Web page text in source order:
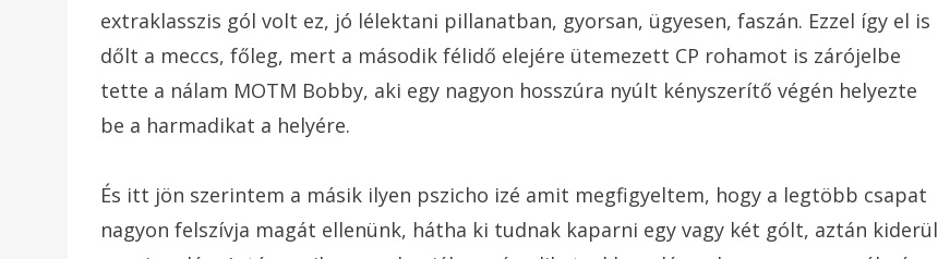
extraklasszis gól volt ez, jó lélektani pillanatban, gyorsan, ügyesen, faszán. Ezzel így el is
dőlt a meccs, főleg, mert a második félidő elejére ütemezett CP rohamot is zárójelbe
tette a nálam MOTM Bobby, aki egy nagyon hosszúra nyúlt kényszerítő végén helyezte
be a harmadikat a helyére.
És itt jön szerintem a másik ilyen pszicho izé amit megfigyeltem, hogy a legtöbb csapat
nagyon felszívja magát ellenünk, hátha ki tudnak kaparni egy vagy két gólt, aztán kiderül